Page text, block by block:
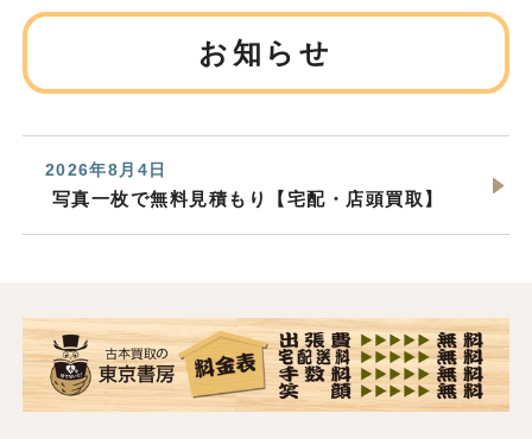
お知らせ
2026年8月4日
写真一枚で無料見積もり【宅配・店頭買取】